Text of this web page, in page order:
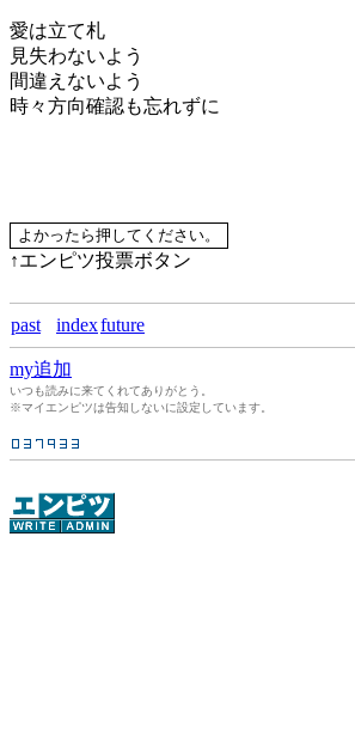
愛は立て札
見失わないよう
間違えないよう
時々方向確認も忘れずに
↑エンピツ投票ボタン
past indexfuture
my追加
いつも読みに来てくれてありがとう。
※マイエンピツは告知しないに設定しています。